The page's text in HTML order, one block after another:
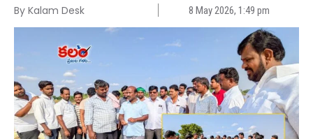
By Kalam Desk 8 May 2026, 1:49 pm